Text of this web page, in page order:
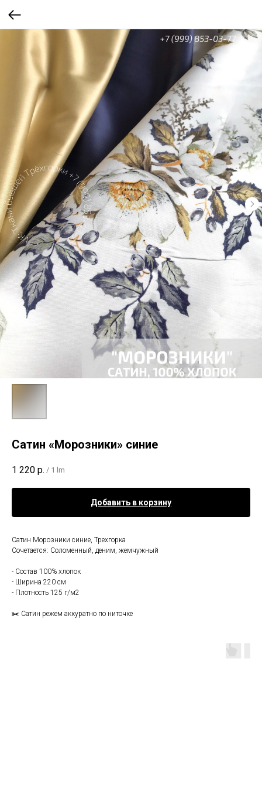
Сатин «Морозники» синие
1 220 р. / 1 lm
Добавить в корзину
Сатин Морозники синие, Трехгорка
Сочетается: Соломенный, деним, жемчужный
- Состав 100% хлопок
- Ширина 220 см
- Плотность 125 г/м2
✂️ Сатин режем аккуратно по ниточке